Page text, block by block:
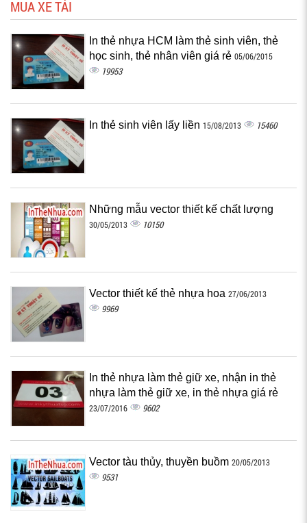
MUA XE TẢI
In thẻ nhựa HCM làm thẻ sinh viên, thẻ
học sinh, thẻ nhân viên giá rẻ 05/06/2015
19953
In thẻ sinh viên lấy liền 15/08/2013 15460
Những mẫu vector thiết kế chất lượng
30/05/2013 10150
Vector thiết kế thẻ nhựa hoa 27/06/2013
9969
In thẻ nhựa làm thẻ giữ xe, nhận in thẻ
nhựa làm thẻ giữ xe, in thẻ nhựa giá rẻ
23/07/2016 9602
Vector tàu thủy, thuyền buồm 20/05/2013
9531